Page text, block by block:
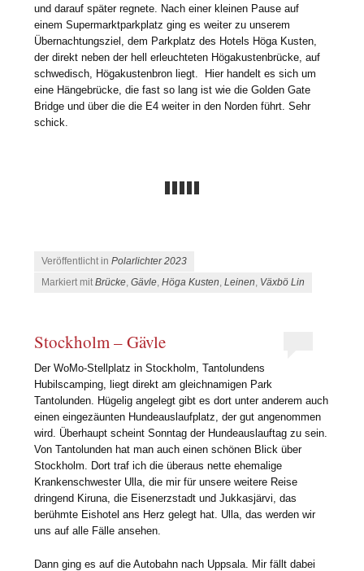
und darauf später regnete. Nach einer kleinen Pause auf
einem Supermarktparkplatz ging es weiter zu unserem
Übernachtungsziel, dem Parkplatz des Hotels Höga Kusten,
der direkt neben der hell erleuchteten Högakustenbrücke, auf
schwedisch, Högakustenbron liegt. Hier handelt es sich um
eine Hängebrücke, die fast so lang ist wie die Golden Gate
Bridge und über die die E4 weiter in den Norden führt. Sehr
schick.
Veröffentlicht inPolarlichter 2023
Markiert mitBrücke,Gävle,Höga Kusten,Leinen, Växbö Lin
Stockholm – Gävle
Der WoMo-Stellplatz in Stockholm, Tantolundens
Hubilscamping, liegt direkt am gleichnamigen Park
Tantolunden. Hügelig angelegt gibt es dort unter anderem auch
einen eingezäunten Hundeauslaufplatz, der gut angenommen
wird. Überhaupt scheint Sonntag der Hundeauslauftag zu sein.
Von Tantolunden hat man auch einen schönen Blick über
Stockholm. Dort traf ich die überaus nette ehemalige
Krankenschwester Ulla, die mir für unsere weitere Reise
dringend Kiruna, die Eisenerzstadt und Jukkasjärvi, das
berühmte Eishotel ans Herz gelegt hat. Ulla, das werden wir
uns auf alle Fälle ansehen.
Dann ging es auf die Autobahn nach Uppsala. Mir fällt dabei